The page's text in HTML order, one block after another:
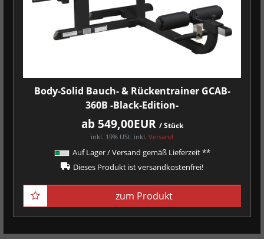
Body-Solid Bauch- & Rückentrainer GCAB-
360B -Black-Edition-
ab 549,00EUR / Stück
inkl. 19% USt. inkl. Versand
Auf Lager / Versand gemäß Lieferzeit **
Dieses Produkt ist versandkostenfrei!
zum Produkt